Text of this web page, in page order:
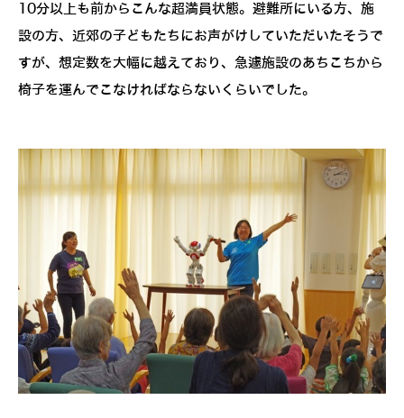
10分以上も前からこんな超満員状態。避難所にいる方、施
設の方、近郊の子どもたちにお声がけしていただいたそうで
すが、想定数を大幅に越えており、急遽施設のあちこちから
椅子を運んでこなければならないくらいでした。